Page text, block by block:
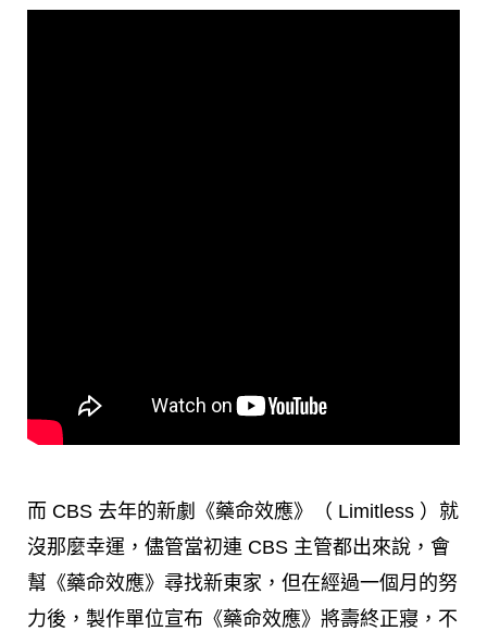
而 CBS 去年的新劇《藥命效應》（ Limitless ）就
沒那麼幸運，儘管當初連 CBS 主管都出來說，會
幫《藥命效應》尋找新東家，但在經過一個月的努
力後，製作單位宣布《藥命效應》將壽終正寢，不